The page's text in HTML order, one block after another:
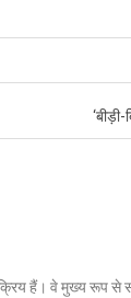
हैं। वे मुख्य रूप से